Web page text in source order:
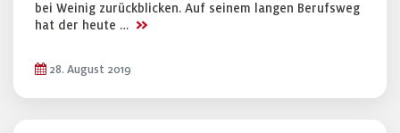
bei Weinig zurückblicken. Auf seinem langen Berufsweg
hat der heute … >>
28. August 2019